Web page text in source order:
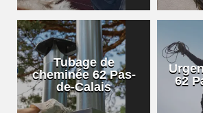
Tubage de
cheminée 62 Pas-
de-Calais
62